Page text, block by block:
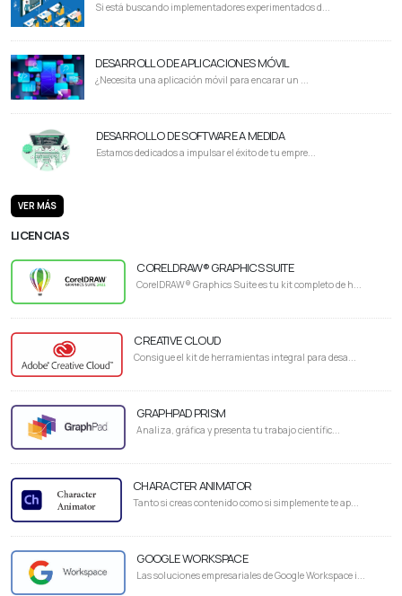
Si está buscando implementadores experimentados d...
DESARROLLO DE APLICACIONES MÓVIL
¿Necesita una aplicación móvil para encarar un ...
DESARROLLO DE SOFTWARE A MEDIDA
Estamos dedicados a impulsar el éxito de tu empre...
VER MÁS
LICENCIAS
CORELDRAW® GRAPHICS SUITE
CorelDRAW® Graphics Suite es tu kit completo de h...
CREATIVE CLOUD
Consigue el kit de herramientas integral para desa...
GRAPHPAD PRISM
Analiza, gráfica y presenta tu trabajo científic...
CHARACTER ANIMATOR
Tanto si creas contenido como si simplemente te ap...
GOOGLE WORKSPACE
Las soluciones empresariales de Google Workspace i...